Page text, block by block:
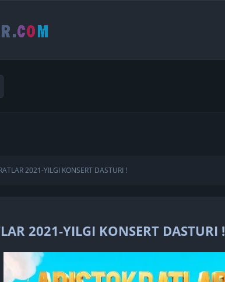
2021-YILGI KONSERT DASTURI !
2021-YILGI KONSERT DASTURI !